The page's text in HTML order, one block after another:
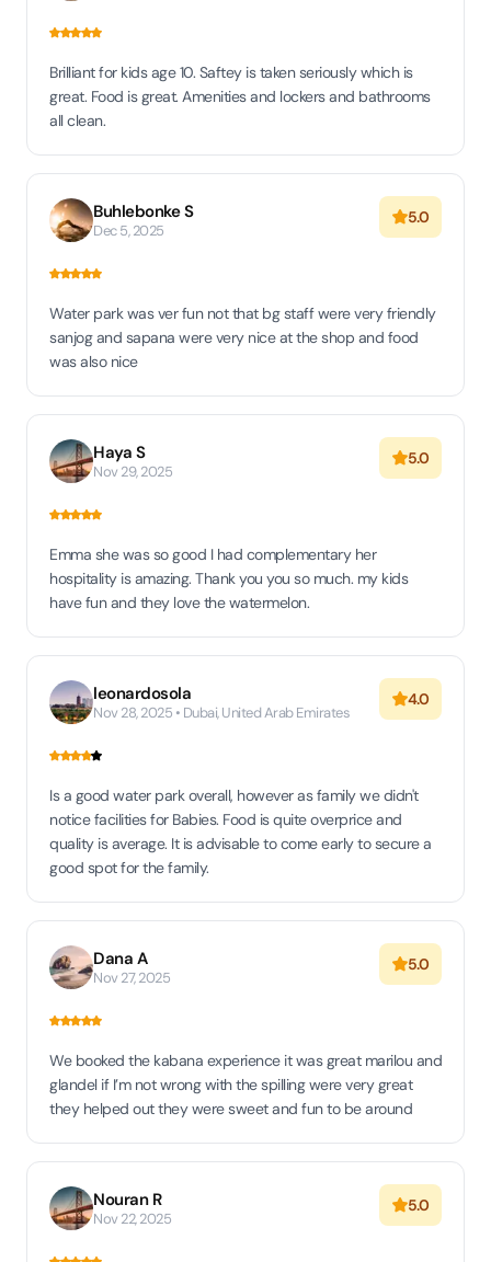
Brilliant for kids age 10. Saftey is taken seriously which is
great. Food is great. Amenities and lockers and bathrooms
all clean.
Buhlebonke S
Dec 5, 2025
5.0
Water park was ver fun not that bg staff were very friendly
sanjog and sapana were very nice at the shop and food
was also nice
Haya S
Nov 29, 2025
5.0
Emma she was so good I had complementary her
hospitality is amazing. Thank you you so much. my kids
have fun and they love the watermelon.
leonardosola
Nov 28, 2025 • Dubai, United Arab Emirates
4.0
Is a good water park overall, however as family we didn't
notice facilities for Babies. Food is quite overprice and
quality is average. It is advisable to come early to secure a
good spot for the family.
Dana A
Nov 27, 2025
5.0
We booked the kabana experience it was great marilou and
glandel if I’m not wrong with the spilling were very great
they helped out they were sweet and fun to be around
Nouran R
Nov 22, 2025
5.0